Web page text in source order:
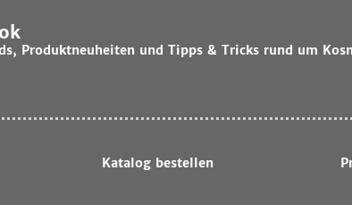
Produktneuheiten und Tipps & Tricks rund um
Katalog bestellen